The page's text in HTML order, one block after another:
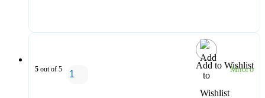
Add to Wishlist
5 out of 5 Много